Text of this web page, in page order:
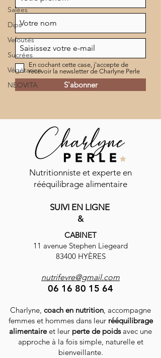
Salées
Dips
Veloutés
Sucrées
Végétarien
NEOVITA
En cochant cette case, j'accepte de
recevoir la newsletter de Charlyne Perle
S'abonner
Nutritionniste et experte en
rééquilibrage alimentaire
SUIVI EN LIGNE
&
CABINET
11 avenue Stephen Liegeard
83400 HYÈRES
nutrifevre@gmail.com
06 16 80 15 64
Charlyne, coach en nutrition, accompagne
femmes et hommes dans leur rééquilibrage
alimentaireet leur perte de poidsavec une
approche à la fois simple, naturelle et
bienveillante.